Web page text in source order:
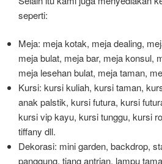
seperti:
Meja: meja kotak, meja dealing,
meja bulat, meja bar, meja konsul,
meja lesehan bulat, meja taman,
Kursi: kursi kuliah, kursi taman,
anak palstik, kursi futura, kursi
kursi vip kayu, kursi tunggu, kursi
tiffany dll.
Dekorasi: mini garden, backdrop,
panggung, tiang antrian, lampu